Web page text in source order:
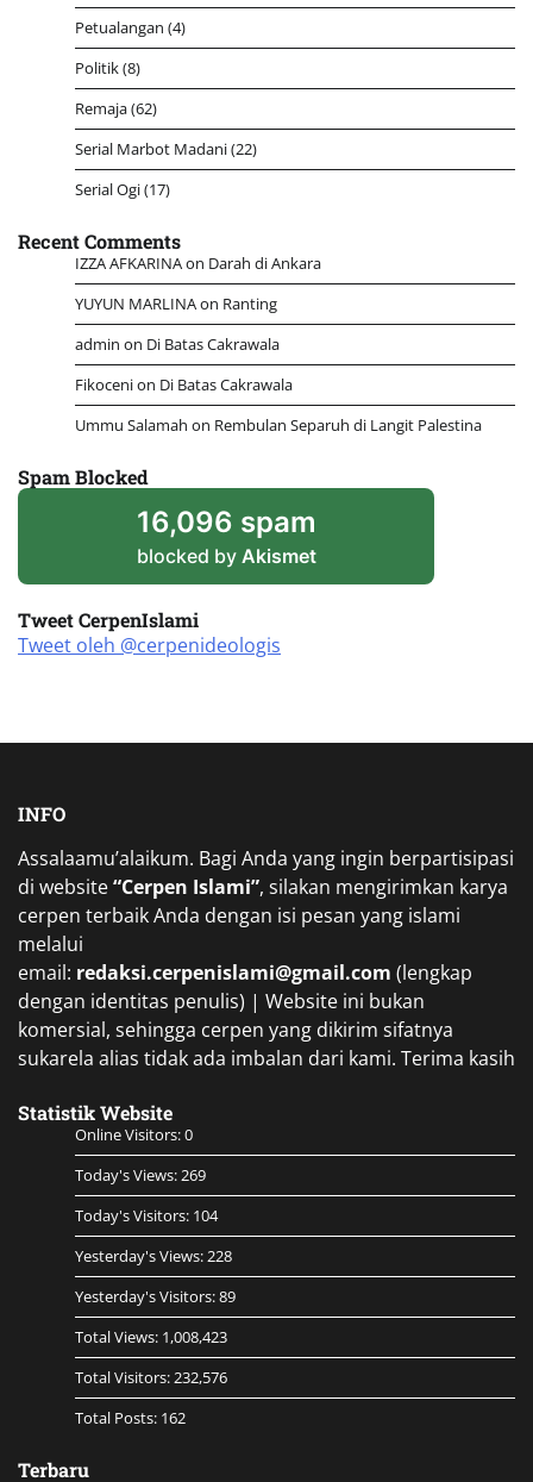
Petualangan (4)
Politik(8)
Remaja(62)
Serial Marbot Madani(22)
Serial Ogi(17)
Recent Comments
IZZA AFKARINAon Darah di Ankara
YUYUN MARLINAon Ranting
admin on Di Batas Cakrawala
Fikocenion Di Batas Cakrawala
Ummu Salamah on Rembulan Separuh di Langit Palestina
Spam Blocked
16,096 spam
blocked by Akismet
Tweet CerpenIslami
Tweet oleh @cerpenideologis
INFO
Assalaamu’alaikum. Bagi Anda yang ingin berpartisipasi
di website“Cerpen Islami”, silakan mengirimkan karya
cerpen terbaik Anda dengan isi pesan yang islami
melalui
email: redaksi.cerpenislami@gmail.com (lengkap
dengan identitas penulis) | Website ini bukan
komersial, sehingga cerpen yang dikirim sifatnya
sukarela alias tidak ada imbalan dari kami. Terima kasih
Statistik Website
Online Visitors:0
Today's Views:269
Today's Visitors: 104
Yesterday's Views:228
Yesterday's Visitors:89
Total Views: 1,008,423
Total Visitors:232,576
Total Posts: 162
Terbaru